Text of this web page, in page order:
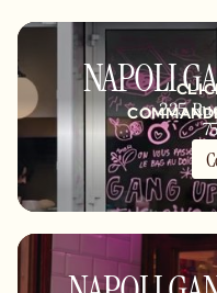
NAPOLI
225